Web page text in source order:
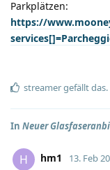
Parkplätzen:
https://
streamergefällt das.
In Neuer
H hm1 13. Feb